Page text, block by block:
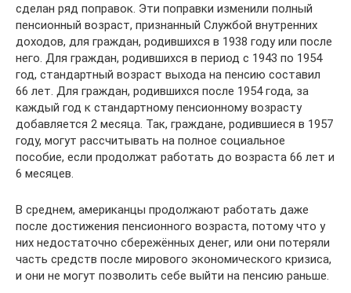
сделан ряд поправок. Эти поправки изменили полный
пенсионный возраст, признанный Службой внутренних
доходов, для граждан, родившихся в 1938 году или после
него. Для граждан, родившихся в период с 1943 по 1954
год, стандартный возраст выхода на пенсию составил
66 лет. Для граждан, родившихся после 1954 года, за
каждый год к стандартному пенсионному возрасту
добавляется 2 месяца. Так, граждане, родившиеся в 1957
году, могут рассчитывать на полное социальное
пособие, если продолжат работать до возраста 66 лет и
6 месяцев.
В среднем, американцы продолжают работать даже
после достижения пенсионного возраста, потому что у
них недостаточно сбережённых денег, или они потеряли
часть средств после мирового экономического кризиса,
и они не могут позволить себе выйти на пенсию раньше.